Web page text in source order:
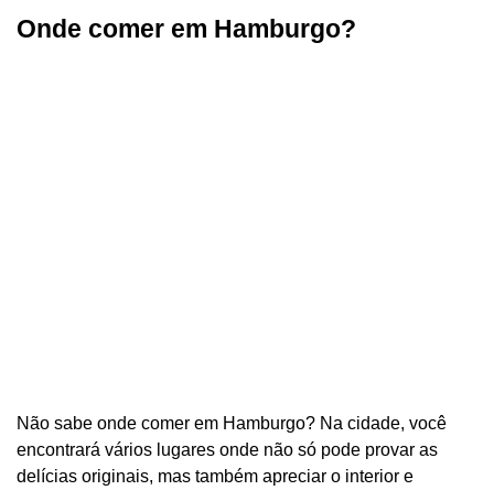
Onde comer em Hamburgo?
Não sabe onde comer em Hamburgo? Na cidade, você
encontrará vários lugares onde não só pode provar as
delícias originais, mas também apreciar o interior e